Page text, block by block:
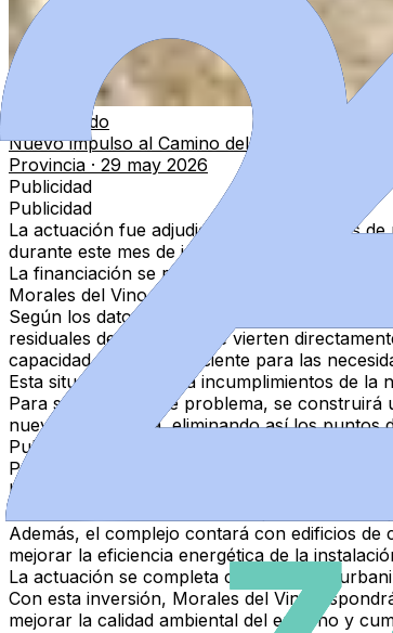
Relacionado
Nuevo impulso al Camino del Lobo con más
Provincia · 29 may 2026
Publicidad
Publicidad
La actuación fue adjudicada el pasado mes
durante este mes de junio. El plazo previsto es
La financiación se repartirá entre las tres
Morales del Vino el 20% restante.
Según los datos recogidos en el proyecto,
residuales del municipio se vierten
capacidad resulta insuficiente para las
Esta situación provoca incumplimientos de la
Para solucionar este problema, se construirá
nueva depuradora, eliminando así los puntos
Publicidad
Publicidad
La futura EDAR incorporará sistemas de
tratamiento de lodos mediante procesos de
Además, el complejo contará con edificios
mejorar la eficiencia energética de la
La actuación se completa con obras de
Con esta inversión, Morales del Vino
mejorar la calidad ambiental del entorno y